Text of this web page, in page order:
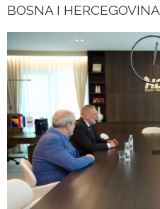
BOSNA I HERCEGOVINA